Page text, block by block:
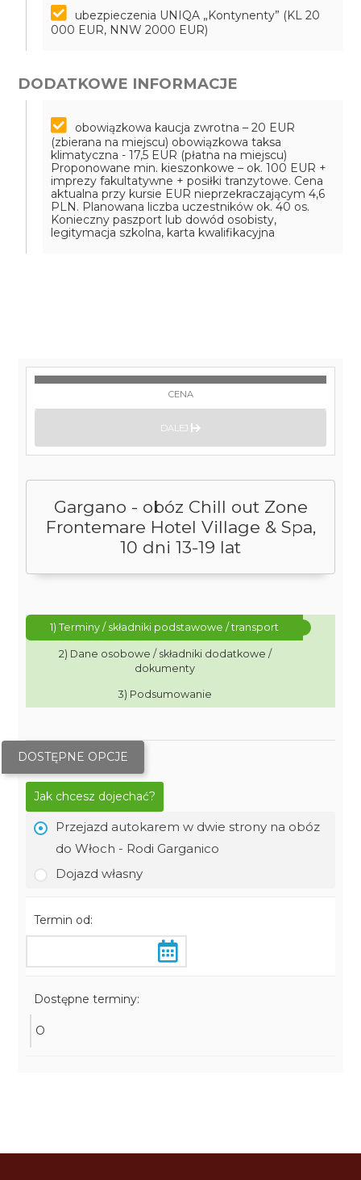
ubezpieczenia UNIQA „Kontynenty” (KL 20
000 EUR, NNW 2000 EUR)
DODATKOWE INFORMACJE
obowiązkowa kaucja zwrotna – 20 EUR
(zbierana na miejscu) obowiązkowa taksa
klimatyczna - 17,5 EUR (płatna na miejscu)
Proponowane min. kieszonkowe – ok. 100 EUR +
imprezy fakultatywne + posiłki tranzytowe. Cena
aktualna przy kursie EUR nieprzekraczającym 4,6
PLN. Planowana liczba uczestników ok. 40 os.
Konieczny paszport lub dowód osobisty,
legitymacja szkolna, karta kwalifikacyjna
Gargano - obóz Chill out Zone
Frontemare Hotel Village & Spa,
10 dni 13-19 lat
1) Terminy / składniki podstawowe / transport
2) Dane osobowe / składniki dodatkowe /
dokumenty
3) Podsumowanie
DOSTĘPNE OPCJE
Jak chcesz dojechać?
Przejazd autokarem w dwie strony na obóz
do Włoch - Rodi Garganico
Dojazd własny
Termin od:
Dostępne terminy:
O
CENA
DALEJ